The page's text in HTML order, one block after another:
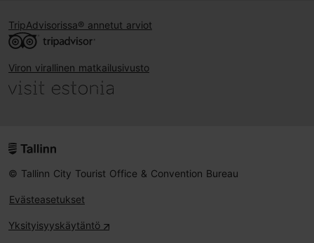
TripAdvisorissa® annetut arviot
Viron virallinen matkailusivusto
© Tallinn City Tourist Office & Convention Bureau
Evästeasetukset
Yksityisyyskäytäntö